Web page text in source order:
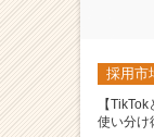
採用市
【
使い分け